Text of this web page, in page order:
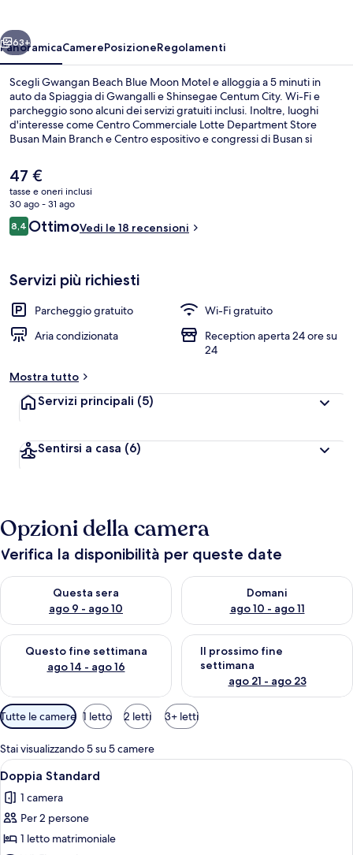
Avanti
63+
PanoramicaCamerePosizioneRegolamenti
Scegli Gwangan Beach Blue Moon Motel e alloggia a 5 minuti in
auto da Spiaggia di Gwangalli e Shinsegae Centum City. Wi-Fi e
parcheggio sono alcuni dei servizi gratuiti inclusi. Inoltre, luoghi
d'interesse come Centro Commerciale Lotte Department Store
Busan Main Branch e Centro espositivo e congressi di Busan si
pubblici nelle vicinanze: Stazione di Gwangan è a 9 min e Stazione di
Geumnyeonsan a 11 min a piedi.
Il
prezzo
attuale
è
47 €
47 €
tasse e oneri inclusi
30 ago - 31 ago
Recensioni
8,48,4 su 10
OttimoVedi le 18 recensioni
Servizi più richiesti
Parcheggio gratuito
Wi-Fi gratuito
Aria condizionata
Reception aperta 24 ore su
24
Mostra tutto
Servizi principali (5)
Sentirsi a casa (6)
Opzioni della camera
Verifica la disponibilità per queste date
Questa sera
ago 9 - ago 10
Verifica la disponibilità per questa sera, ago 9 - ago 10
Domani
ago 10 - ago 11
Verifica la disponibilità per
Questo fine settimana
ago 14 - ago 16
Verifica la disponibilità per questo fine settimana, ago 14 -
Il prossimo fine
settimana
ago 21 - ago 23
Verifica la disponibilità per il
Filtri
disponibili
per
le
camere
Tutte le camere 1 letto 2 letti 3+ letti
Stai visualizzando 5 su 5 camere
Apri
tutte
le
foto
per
Una camera d'albergo con un letto,
11
Doppia Standard
1 camera
Per 2 persone
1 letto matrimoniale